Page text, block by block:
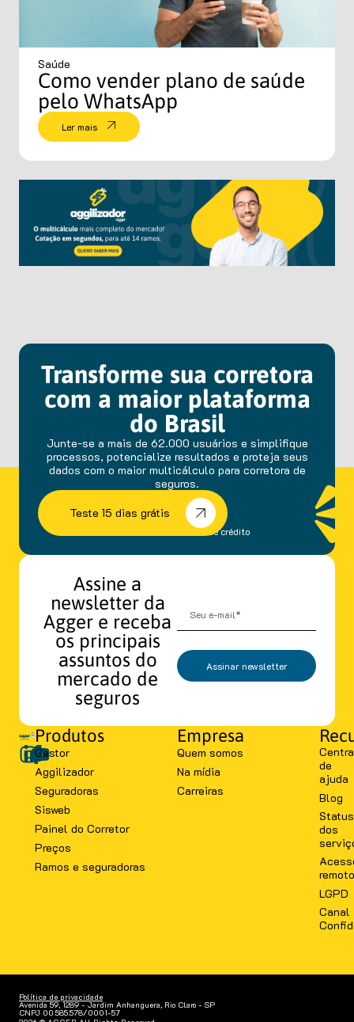
Saúde
Como vender plano de saúde
pelo WhatsApp
Ler mais
Transforme sua corretora
com a maior plataforma
do Brasil
Junte-se a mais de 62.000 usuários e simplifique
processos, potencialize resultados e proteja seus
dados com o maior multicálculo para corretora de
seguros.
Teste 15 dias grátis
sem fidelidade e cartão de crédito
Assine a
newsletter da
Agger e receba
os principais
assuntos do
mercado de
seguros
Assinar newsletter
Produtos
Gestor
Aggilizador
Seguradoras
Sisweb
Painel do Corretor
Preços
Ramos e seguradoras
Empresa
Quem somos
Na mídia
Carreiras
de
ajuda
Blog
Status
dos
remoto
LGPD
Canal
Política de privacidade
Avenida 59, 1289 - Jardim Anhanguera, Rio Claro - SP
CNPJ 00.585.578/0001-57